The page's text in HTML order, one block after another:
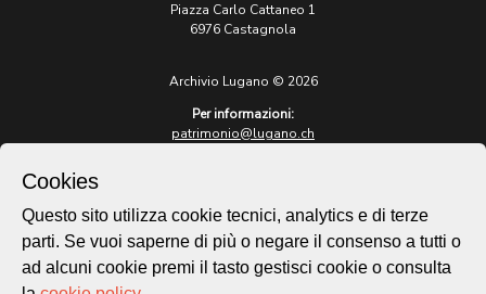
Piazza Carlo Cattaneo 1
6976 Castagnola
Archivio Lugano © 2026
Per informazioni:
patrimonio@lugano.ch
lugano.ch
Cookie policy
Cookies
Questo sito utilizza cookie tecnici, analytics e di terze
parti. Se vuoi saperne di più o negare il consenso a tutti o
ad alcuni cookie premi il tasto gestisci cookie o consulta